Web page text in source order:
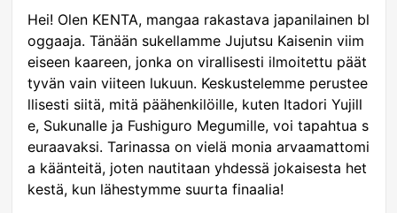
Hei! Olen KENTA, mangaa rakastava japanilainen bl
oggaaja. Tänään sukellamme Jujutsu Kaisenin viim
eiseen kaareen, jonka on virallisesti ilmoitettu päät
tyvän vain viiteen lukuun. Keskustelemme perustee
llisesti siitä, mitä päähenkilöille, kuten Itadori Yujill
e, Sukunalle ja Fushiguro Megumille, voi tapahtua s
euraavaksi. Tarinassa on vielä monia arvaamattomi
a käänteitä, joten nautitaan yhdessä jokaisesta het
kestä, kun lähestymme suurta finaalia!